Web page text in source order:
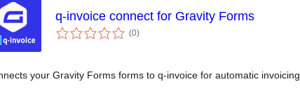
q-invoice connect for Gravity Forms
(0αξιολογήσεις
σύνολο
)
your Gravity Forms forms to q-invoice for automatic invoicing.